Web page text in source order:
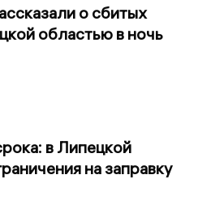
о сбитых
областью в ночь
в Липецкой
на заправку